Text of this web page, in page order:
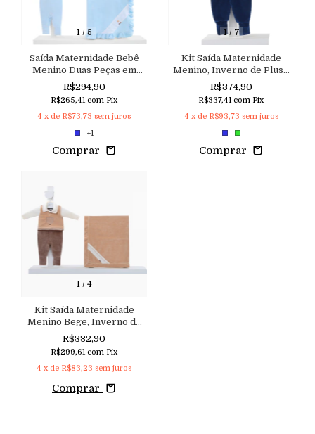
1/5
Saída Maternidade Bebê
Menino Duas Peças em
Plush com Bordado
Aconchego
R$294,90
R$265,41 com Pix
4 x de R$73,73 sem juros
+1
Comprar
1/ 7
Kit Saída Maternidade
Menino, Inverno de Plush
Bordado Luxo com Macacão
Vira-Pé
R$374,90
R$337,41 com Pix
4 x de R$93,73 sem juros
Comprar
1/ 4
Kit Saída Maternidade
Menino Bege, Inverno de
Plush Bordado com
Macacão Vira-Pé
R$332,90
R$299,61 com Pix
4 x de R$83,23 sem juros
Comprar